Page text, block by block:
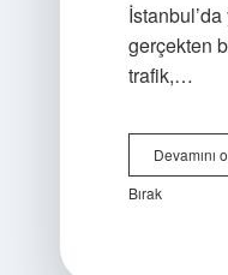
gerçekten
trafik,…
Devamını
Bırak